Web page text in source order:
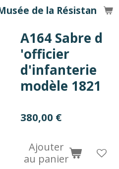
de la Résistance
A164 Sabre d
'officier
d'infanterie
modèle 1821
380,00 €
Ajouter
au panier